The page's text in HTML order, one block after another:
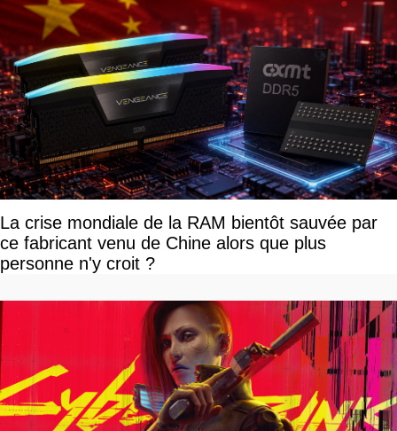
La crise mondiale de la RAM bientôt sauvée par
ce fabricant venu de Chine alors que plus
personne n'y croit ?